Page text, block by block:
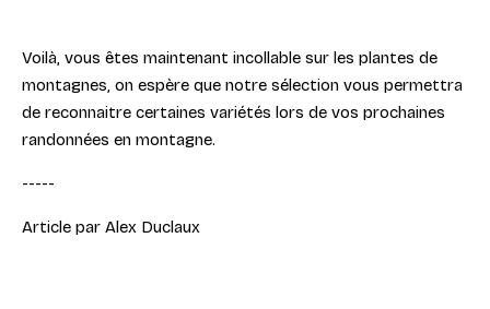
Voilà, vous êtes maintenant incollable sur les plantes de
montagnes, on espère que notre sélection vous permettra
de reconnaitre certaines variétés lors de vos prochaines
randonnées en montagne.
-----
Article par Alex Duclaux